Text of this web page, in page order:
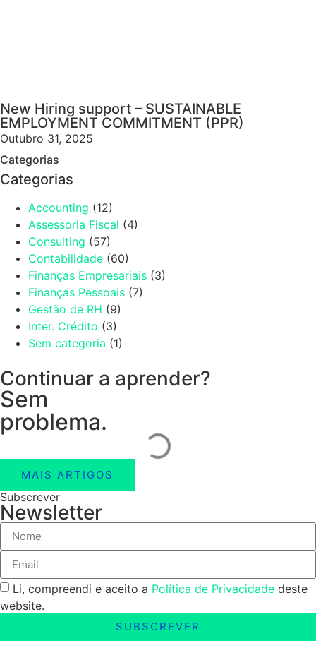
New Hiring support – SUSTAINABLE
EMPLOYMENT COMMITMENT (PPR)
Outubro 31, 2025
Categorias
Categorias
Accounting (12)
Assessoria Fiscal (4)
Consulting (57)
Contabilidade (60)
Finanças Empresariais (3)
Finanças Pessoais (7)
Gestão de RH (9)
Inter. Crédito (3)
Sem categoria (1)
Continuar a aprender?
Sem
problema.
MAIS ARTIGOS
Subscrever
Newsletter
Li, compreendi e aceito a Política de Privacidade deste
website.
SUBSCREVER